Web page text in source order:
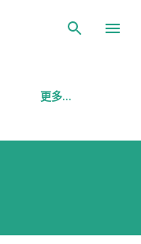
更多…